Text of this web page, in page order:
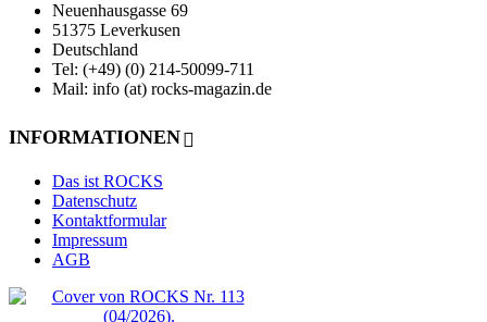
Neuenhausgasse 69
51375 Leverkusen
Deutschland
Tel: (+49) (0) 214-50099-711
Mail: info (at) rocks-magazin.de
INFORMATIONEN
Das ist ROCKS
Datenschutz
Kontaktformular
Impressum
AGB